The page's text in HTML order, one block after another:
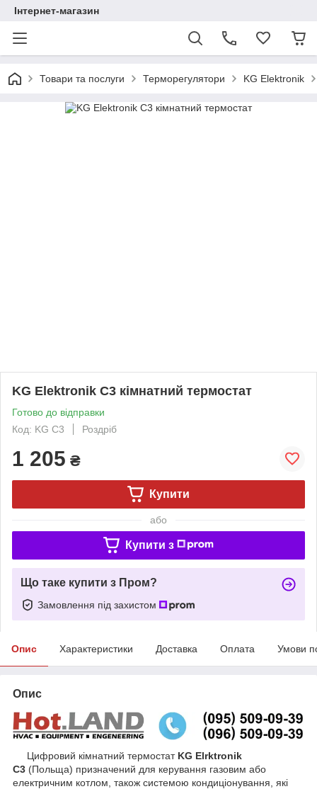
Інтернет-магазин
Товари та послуги Терморегулятори KG Elektronik
KG Elektronik C3 кімнатний термостат
Готово до відправки
Код: KG C3
Роздріб
1 205 ₴
Купити
або
Купити з
Що таке купити з Пром?
Замовлення під захистом
Опис Характеристики Доставка Оплата Умови
Опис
Цифровий кімнатний термостат KG Elrktronik
C3 (Польща) призначений для керування газовим або
електричним котлом, також системою кондиціонування, які